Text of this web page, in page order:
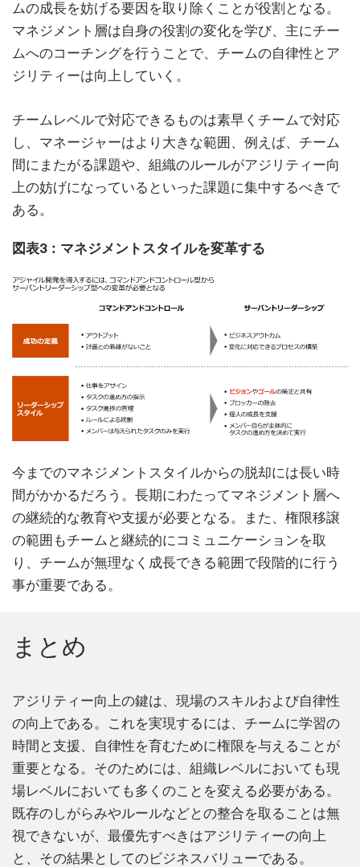
ムの成長を妨げる要因を取り除くことが役割となる。
マネジメント層は自身の役割の変化を学び、主にチー
ムへのコーチングを行うことで、チームの自律性とア
ジリティーは向上していく。
チームレベルで対応できるものは素早くチームで対応
し、マネージャーはより大きな範囲、例えば、チーム
間にまたがる課題や、組織のルールがアジリティー向
上の妨げになっているといった課題に集中するべきで
ある。
図表3：マネジメントスタイルを変革する
今までのマネジメントスタイルからの脱却には長い時
間がかかるだろう。長期にわたってマネジメント層へ
の継続的な教育や支援が必要となる。また、権限移譲
の範囲もチームと継続的にコミュニケーションを取
り、チームが無理なく成長できる範囲で段階的に行う
事が重要である。
まとめ
アジリティー向上の鍵は、現場のスキルおよび自律性
の向上である。これを実現するには、チームに学習の
時間と支援、自律性を育むために権限を与えることが
重要となる。そのためには、組織レベルにおいても現
場レベルにおいても多くのことを変える必要がある。
既存のしがらみやルールなどとの整合を取ることは無
視できないが、最優先すべきはアジリティーの向上
と、その結果としてのビジネスバリューである。